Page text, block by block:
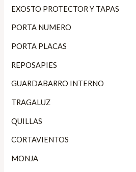
EXOSTO PROTECTOR Y TAPAS
PORTA NUMERO
PORTA PLACAS
REPOSAPIES
GUARDABARRO INTERNO
TRAGALUZ
QUILLAS
CORTAVIENTOS
MONJA